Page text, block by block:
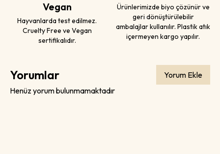
Vegan
Hayvanlarda test edilmez.
Cruelty Free ve Vegan
sertifikalıdır.
Ürünlerimizde biyo çözünür ve
geri dönüştürülebilir
ambalajlar kullanılır. Plastik atık
içermeyen kargo yapılır.
Yorumlar
Yorum Ekle
Henüz yorum bulunmamaktadır